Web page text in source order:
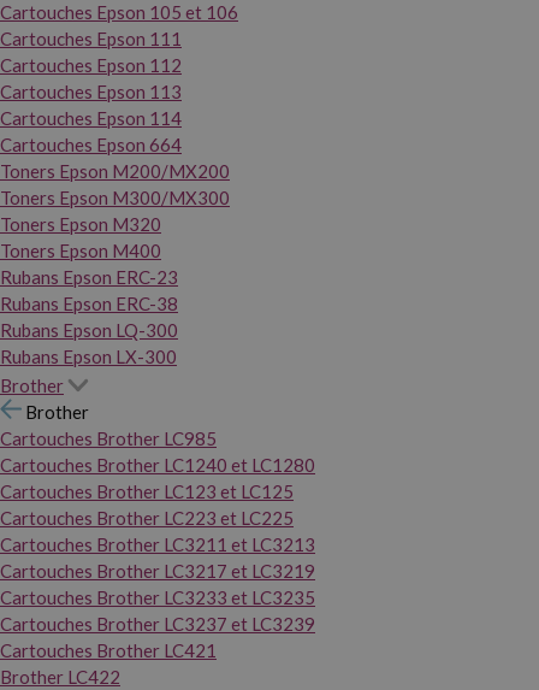
Cartouches Epson 105 et 106
Cartouches Epson 111
Cartouches Epson 112
Cartouches Epson 113
Cartouches Epson 114
Cartouches Epson 664
Toners Epson M200/MX200
Toners Epson M300/MX300
Toners Epson M320
Toners Epson M400
Rubans Epson ERC-23
Rubans Epson ERC-38
Rubans Epson LQ-300
Rubans Epson LX-300
Brother
Brother
Cartouches Brother LC985
Cartouches Brother LC1240 et LC1280
Cartouches Brother LC123 et LC125
Cartouches Brother LC223 et LC225
Cartouches Brother LC3211 et LC3213
Cartouches Brother LC3217 et LC3219
Cartouches Brother LC3233 et LC3235
Cartouches Brother LC3237 et LC3239
Cartouches Brother LC421
Brother LC422